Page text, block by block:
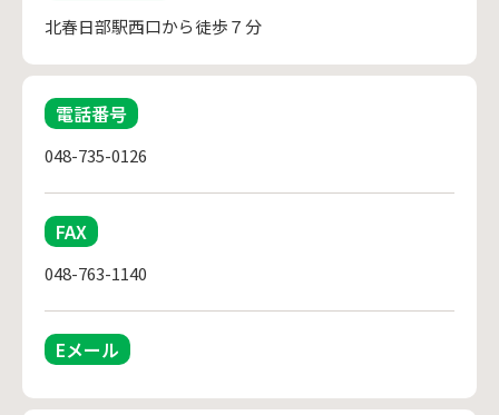
北春日部駅西口から徒歩７分
電話番号
048-735-0126
FAX
048-763-1140
Eメール